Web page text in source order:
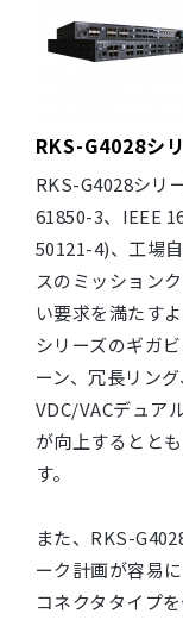
RKS-G4028シ
RKS-G4028シリ
61850-3、IEEE
50121-4)、工場
スのミッション
い要求を満たす
シリーズのギガ
ーン、冗長リン
VDC/VACデュア
が向上するとと
す。
また、RKS-
ーク計画が容易
コネクタタイプ